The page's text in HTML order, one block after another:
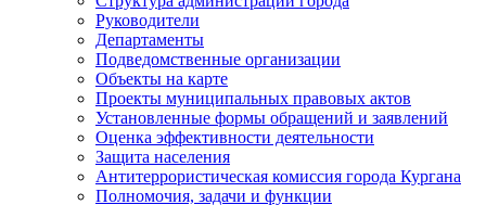
Руководители
Департаменты
Подведомственные организации
Объекты на карте
Проекты муниципальных правовых актов
Установленные формы обращений и заявлений
Оценка эффективности деятельности
Защита населения
Антитеррористическая комиссия города Кургана
Полномочия, задачи и функции